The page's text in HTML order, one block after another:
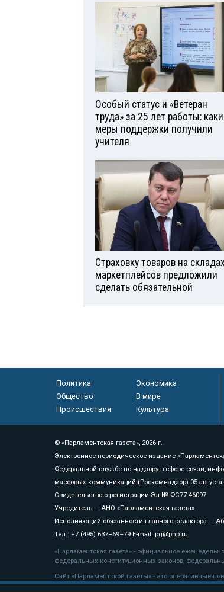
Особый статус и «Ветеран
труда» за 25 лет работы:
меры поддержки получили
учителя
Страховку товаров на складах
маркетплейсов предложили
сделать обязательной
Политика
Экономика
Общество
В мире
Происшествия
Культура
© «Парламентская газета», 2026 г.
Электронное периодическое издание
Федеральной службе по надзору в сфере связи,
массовых коммуникаций (Роскомнадзор) 05 августа
Свидетельство о регистрации Эл № ФС77-46097
Учредитель — АНО «Парламентская газета»
Исполняющий обязанности главного редактора —
Тел.: +7 (495) 637–69–79 E-mail: pg@pnp.ru
«Парламентская газета» - официальное
федеральных конституционных законов,
Сайт «Парламентской газеты» - это оперативные
«Парламентской газеты» активная ссылка на pnp.ru